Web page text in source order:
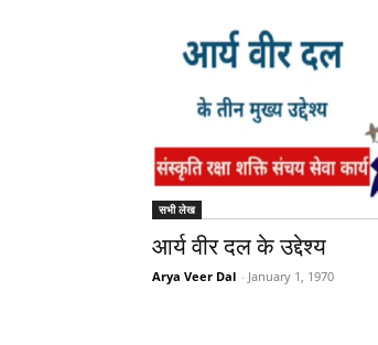
सभी लेख
आर्य वीर दल के उद्देश्य
Arya Veer Dal - January 1, 1970